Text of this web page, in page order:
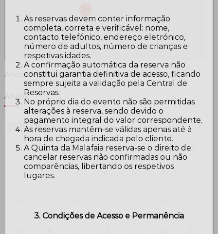
Arraial de sábado, 22 de novembro de 2025
Arraiais
S T Q Q S S D
2 3 4 5 6
As reservas devem conter informação
completa, correta e verificável: nome,
contacto telefónico, endereço eletrónico,
número de adultos, número de crianças e
respetivas idades.
A confirmação automática da reserva não
constitui garantia definitiva de acesso, ficando
sempre sujeita a validação pela Central de
Reservas.
No próprio dia do evento não são permitidas
alterações à reserva, sendo devido o
pagamento integral do valor correspondente.
As reservas mantêm-se válidas apenas até à
hora de chegada indicada pelo cliente.
A Quinta da Malafaia reserva-se o direito de
cancelar reservas não confirmadas ou não
comparências, libertando os respetivos
lugares.
3. Condições de Acesso e Permanência